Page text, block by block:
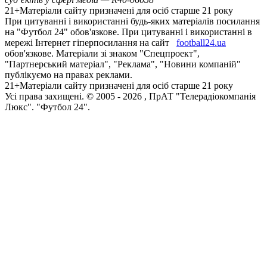
21+Матеріали сайту призначені для осіб старше 21 року
При цитуванні і використанні будь-яких матеріалів посилання
на "Футбол 24" обов'язкове. При цитуванні і використанні в
мережі Інтернет гіперпосилання на сайт
football24.ua
обов'язкове. Матеріали зі знаком "Спецпроект",
"Партнерський матеріал", "Реклама", "Новини компаній"
публікуємо на правах реклами.
21+Матеріали сайту призначені для осіб старше 21 року
Усi права захищенi. © 2005 - 2026 , ПрАТ "Телерадіокомпанія
Люкс". "Футбол 24".